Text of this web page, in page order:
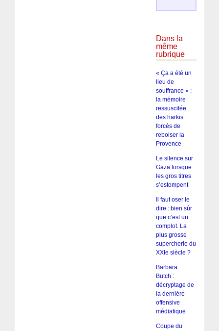
Dans la
même
rubrique
« Ça a été un
lieu de
souffrance » :
la mémoire
ressuscitée
des harkis
forcés de
reboiser la
Provence
Le silence sur
Gaza lorsque
les gros titres
s’estompent
Il faut oser le
dire : bien sûr
que c’est un
complot. La
plus grosse
supercherie du
XXIe siècle ?
Barbara
Butch :
décryptage de
la dernière
offensive
médiatique
Coupe du